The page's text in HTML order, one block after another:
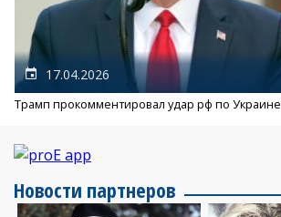
17.04.2026
Трамп прокомментировал удар рф по Украине
Новости партнеров